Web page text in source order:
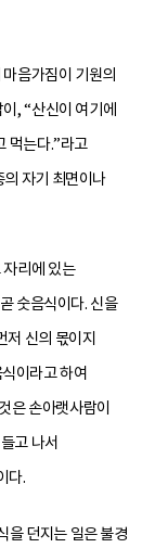
음가짐이 기원의
, “산신이 여기에
먹는다.”라고
의 자기 최면이나
자리에 있는
숫음식이다. 신을
저 신의 몫이지
이라고 하여
은 손아랫사람이
고 나서
다.
을 던지는 일은 불경